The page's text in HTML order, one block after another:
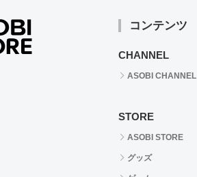
コンテンツ
CHANNEL
ASOBI CHANNEL
STORE
ASOBI STORE
グッズ